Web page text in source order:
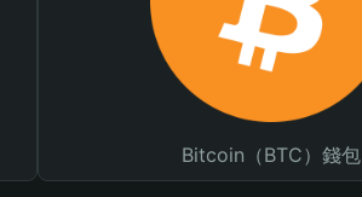
Bitcoin（BTC）錢包